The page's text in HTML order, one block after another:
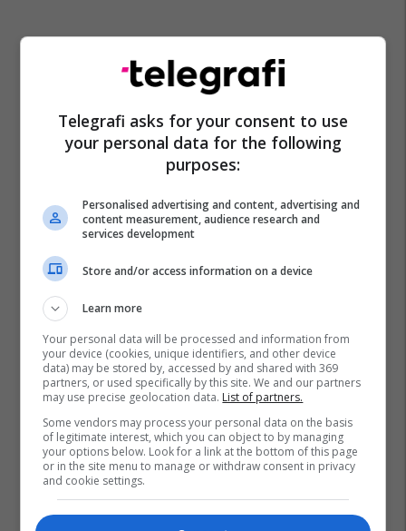
Telegrafi asks for your consent to use
your personal data for the following
purposes:
Personalised advertising and content, advertising and
content measurement, audience research and
services development
Store and/or access information on a device
Learn more
Your personal data will be processed and information from
your device (cookies, unique identifiers, and other device
data) may be stored by, accessed by and shared with 369
partners, or used specifically by this site. We and our partners
may use precise geolocation data. List of partners.
Some vendors may process your personal data on the basis
of legitimate interest, which you can object to by managing
your options below. Look for a link at the bottom of this page
or in the site menu to manage or withdraw consent in privacy
and cookie settings.